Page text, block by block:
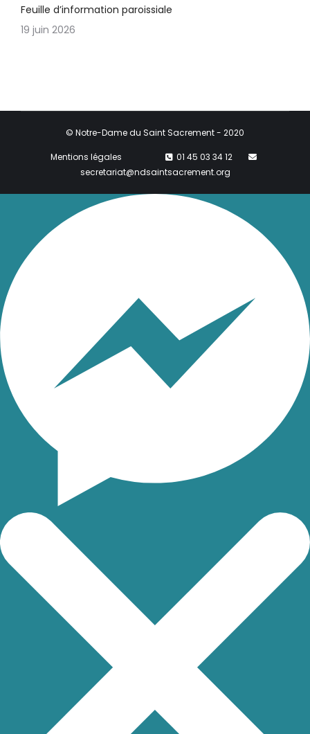
Feuille d’information paroissiale
19 juin 2026
© Notre-Dame du Saint Sacrement - 2020
Mentions légales
01 45 03 34 12
secretariat@ndsaintsacrement.org